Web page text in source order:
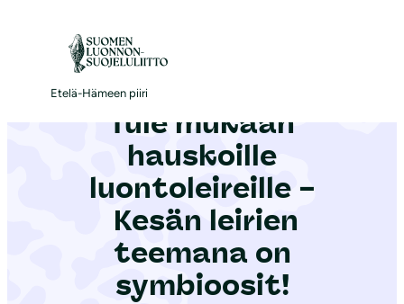
Etelä-Hämeen piiri
Etelä-Häme|Ajankohtaista
Tule mukaan
hauskoille
luontoleireille –
Kesän leirien
teemana on
symbioosit!